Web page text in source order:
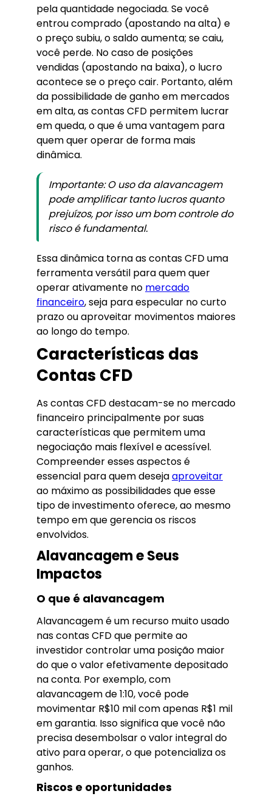
pela quantidade negociada. Se você
entrou comprado (apostando na alta) e
o preço subiu, o saldo aumenta; se caiu,
você perde. No caso de posições
vendidas (apostando na baixa), o lucro
acontece se o preço cair. Portanto, além
da possibilidade de ganho em mercados
em alta, as contas CFD permitem lucrar
em queda, o que é uma vantagem para
quem quer operar de forma mais
dinâmica.
Importante: O uso da alavancagem
pode amplificar tanto lucros quanto
prejuízos, por isso um bom controle do
risco é fundamental.
Essa dinâmica torna as contas CFD uma
ferramenta versátil para quem quer
operar ativamente no mercado
financeiro, seja para especular no curto
prazo ou aproveitar movimentos maiores
ao longo do tempo.
Características das
Contas CFD
As contas CFD destacam-se no mercado
financeiro principalmente por suas
características que permitem uma
negociação mais flexível e acessível.
Compreender esses aspectos é
essencial para quem desejaaproveitar
ao máximo as possibilidades que esse
tipo de investimento oferece, ao mesmo
tempo em que gerencia os riscos
envolvidos.
Alavancagem e Seus
Impactos
O que é alavancagem
Alavancagem é um recurso muito usado
nas contas CFD que permite ao
investidor controlar uma posição maior
do que o valor efetivamente depositado
na conta. Por exemplo, com
alavancagem de 1:10, você pode
movimentar R$10 mil com apenas R$1 mil
em garantia. Isso significa que você não
precisa desembolsar o valor integral do
ativo para operar, o que potencializa os
ganhos.
Riscos e oportunidades